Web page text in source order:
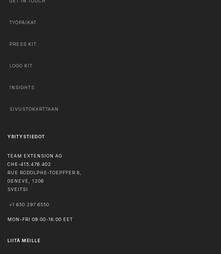
TYÖPAIKAT
PRESS KIT
LOGO KIT
INSIGHTS
SIVUSTOKARTTAAN
YRITYSTIEDOT
TEAM EXTENSION AG
CHE-415.476.402
RUE RODOLPHE-TOEPFFER 8,
GENEVE , 1206
SVEITSI
+1 650 297 6550
MON-FRI 09:00-18:00 EET
LIITÄ MEILLE